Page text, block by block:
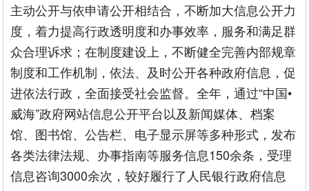
主动公开与依申请公开相结合，不断加大信息公开力
度，着力提高行政透明度和办事效率，服务和满足群
众合理诉求；在制度建设上，不断健全完善内部规章
制度和工作机制，依法、及时公开各种政府信息，促
进依法行政，全面接受社会监督。全年，通过“中国•
威海”政府网站信息公开平台以及新闻媒体、档案
馆、图书馆、公告栏、电子显示屏等多种形式，发布
各类法律法规、办事指南等服务信息150余条，受理
信息咨询3000余次，较好履行了人民银行政府信息